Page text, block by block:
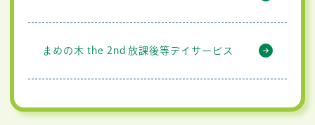
まめの木 the 2nd 放課後等デイサービス